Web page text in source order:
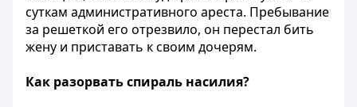
суткам административного ареста. Пребывание
за решеткой его отрезвило, он перестал бить
жену и приставать к своим дочерям.
Как разорвать спираль насилия?